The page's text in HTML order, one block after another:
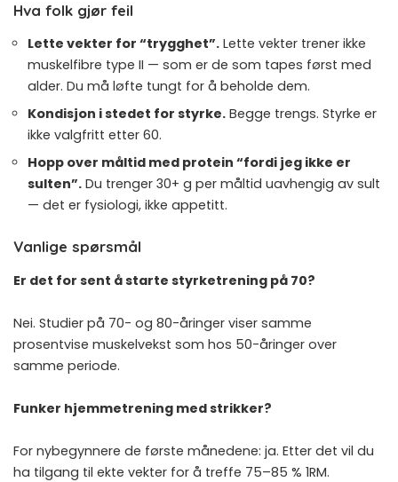
Hva folk gjør feil
Lette vekter for “trygghet”. Lette vekter trener ikke
muskelfibre type II — som er de som tapes først med
alder. Du må løfte tungt for å beholde dem.
Kondisjon i stedet for styrke. Begge trengs. Styrke er
ikke valgfritt etter 60.
Hopp over måltid med protein “fordi jeg ikke er
sulten”. Du trenger 30+ g per måltid uavhengig av sult
— det er fysiologi, ikke appetitt.
Vanlige spørsmål
Er det for sent å starte styrketrening på 70?
Nei. Studier på 70- og 80-åringer viser samme
prosentvise muskelvekst som hos 50-åringer over
samme periode.
Funker hjemmetrening med strikker?
For nybegynnere de første månedene: ja. Etter det vil du
ha tilgang til ekte vekter for å treffe 75–85 % 1RM.